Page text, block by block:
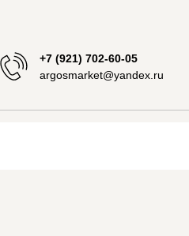
+7 (921) 702-60-05
argosmarket@yandex.ru